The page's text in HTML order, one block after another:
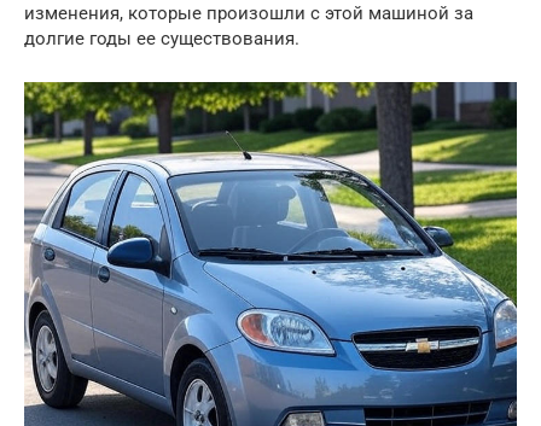
изменения, которые произошли с этой машиной за
долгие годы ее существования.